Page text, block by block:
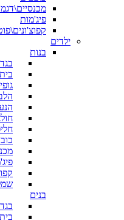
פיג'מות
ילדים
בנות
בנים